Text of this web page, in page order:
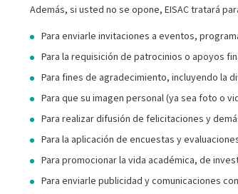
Además, si usted no se opone, EISAC tratará
Para enviarle invitaciones a eventos,
Para la requisición de patrocinios o apoyos
Para fines de agradecimiento, incluyendo la
Para que su imagen personal (ya sea foto o
Para realizar difusión de felicitaciones y
Para la aplicación de encuestas y
Para promocionar la vida académica, de
Para enviarle publicidad y comunicaciones